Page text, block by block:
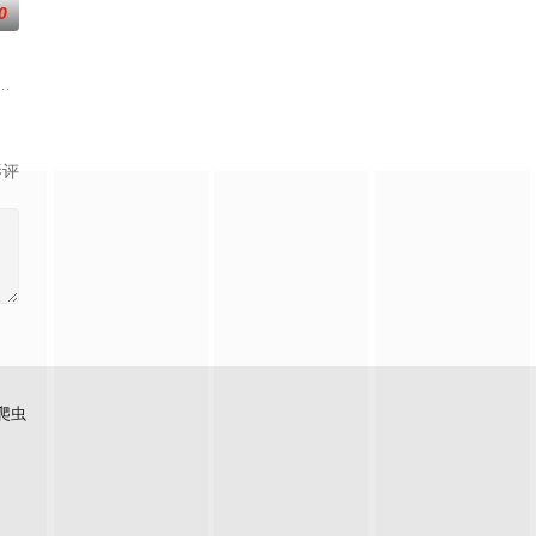
，碰撞出欢乐的火花。在用幽默为你
地。星辰镇昔日天才辰天，十岁后武魂沉寂、灵海枯竭，自此沦为家族废
而遭人暗算，残魂沉睡万年之后，在天运大陆南云帝国有名的“废物牧云”身
虫